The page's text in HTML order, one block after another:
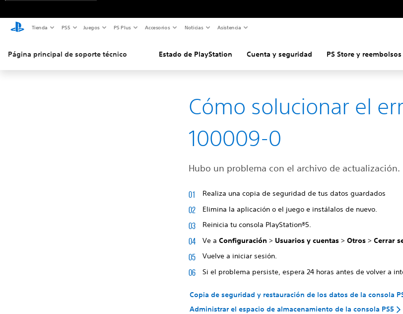
Tienda PS5 Juegos PS Plus Accesorios Noticias Asistencia
Página principal de soporte técnico Estado de PlayStation Cuenta y seguridad PS Store y reembolsos
Cómo solucionar el
100009-0
Hubo un problema con el archivo de actualización.
Realiza una copia de seguridad de tus datos guardados
Elimina la aplicación o el juego e instálalos de nuevo.
Reinicia tu consola PlayStation®5.
Ve aConfiguración> Usuarios y cuentas>Otros >Cerrar
Vuelve a iniciar sesión.
Si el problema persiste, espera 24 horas antes de volver a
Copia de seguridad y restauración de los datos de la consola
Administrar el espacio de almacenamiento de la consola PS5